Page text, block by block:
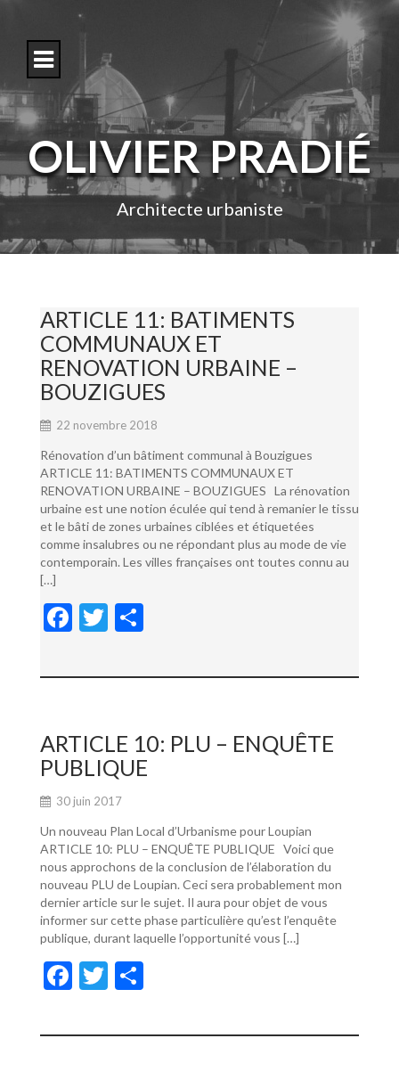
o
c
n
e
OLIVIER PRADIÉ
Architecte urbaniste
ARTICLE 11: BATIMENTS
COMMUNAUX ET
RENOVATION URBAINE –
BOUZIGUES
22 novembre 2018
Rénovation d’un bâtiment communal à Bouzigues
ARTICLE 11: BATIMENTS COMMUNAUX ET
RENOVATION URBAINE – BOUZIGUES La rénovation
urbaine est une notion éculée qui tend à remanier le tissu
et le bâti de zones urbaines ciblées et étiquetées
comme insalubres ou ne répondant plus au mode de vie
contemporain. Les villes françaises ont toutes connu au
[…]
F
e
o
o
k
T
itt ta
er
ARTICLE 10: PLU – ENQUÊTE
PUBLIQUE
30 juin 2017
Un nouveau Plan Local d’Urbanisme pour Loupian
ARTICLE 10: PLU – ENQUÊTE PUBLIQUE Voici que
nous approchons de la conclusion de l’élaboration du
nouveau PLU de Loupian. Ceci sera probablement mon
dernier article sur le sujet. Il aura pour objet de vous
informer sur cette phase particulière qu’est l’enquête
publique, durant laquelle l’opportunité vous […]
F
e
T
itt ta